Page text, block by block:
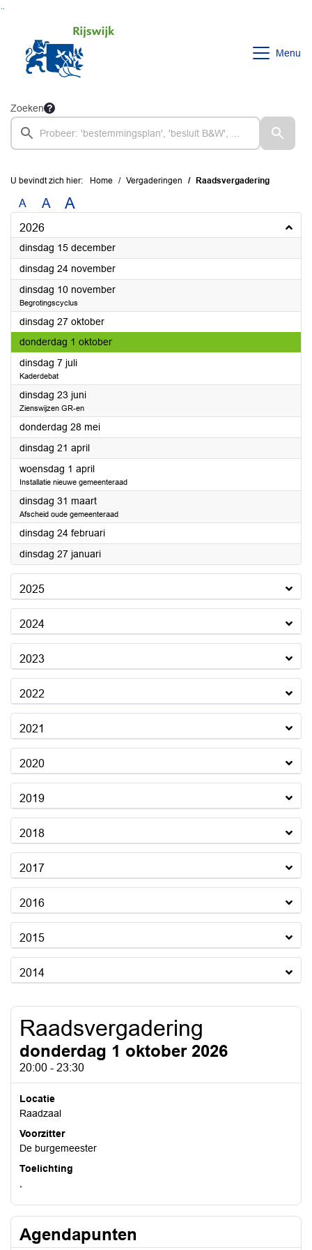
Menu
Zoeken
U bevindt zich hier: Home Vergaderingen Raadsvergadering
A A A
2026
dinsdag 15 december2026
dinsdag 24 november2026
dinsdag 10 november2026
Begrotingscyclus
dinsdag 27 oktober2026
donderdag 1 oktober2026
dinsdag 7 juli2026
Kaderdebat
dinsdag 23 juni2026
Zienswijzen GR-en
donderdag 28 mei2026
dinsdag 21 april2026
woensdag 1 april2026
Installatie nieuwe gemeenteraad
dinsdag 31 maart2026
Afscheid oude gemeenteraad
dinsdag 24 februari2026
dinsdag 27 januari2026
2025
2024
2023
2022
2021
2020
2019
2018
2017
2016
2015
2014
Raadsvergadering
donderdag 1 oktober 2026
20:00 - 23:30
Locatie
Raadzaal
Voorzitter
De burgemeester
Toelichting
Agendapunten